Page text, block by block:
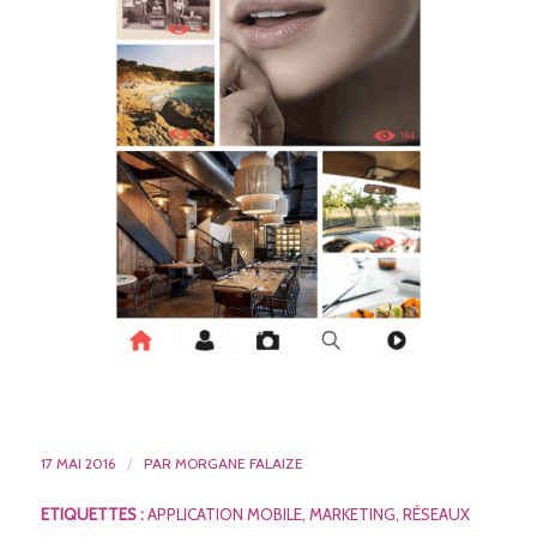
17 MAI 2016 / PAR MORGANE FALAIZE
ETIQUETTES : APPLICATION MOBILE, MARKETING, RÉSEAUX